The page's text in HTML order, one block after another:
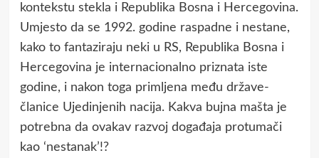
kontekstu stekla i Republika Bosna i Hercegovina.
Umjesto da se 1992. godine raspadne i nestane,
kako to fantaziraju neki u RS, Republika Bosna i
Hercegovina je internacionalno priznata iste
godine, i nakon toga primljena među države-
članice Ujedinjenih nacija. Kakva bujna mašta je
potrebna da ovakav razvoj događaja protumači
kao ‘nestanak’!?